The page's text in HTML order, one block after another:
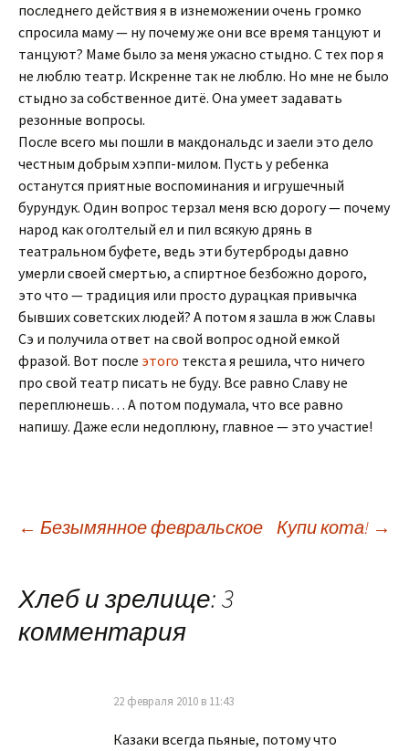
последнего действия я в изнеможении очень громко
спросила маму — ну почему же они все время танцуют и
танцуют? Маме было за меня ужасно стыдно. С тех пор я
не люблю театр. Искренне так не люблю. Но мне не было
стыдно за собственное дитё. Она умеет задавать
резонные вопросы.
После всего мы пошли в макдональдс и заели это дело
честным добрым хэппи-милом. Пусть у ребенка
останутся приятные воспоминания и игрушечный
бурундук. Один вопрос терзал меня всю дорогу — почему
народ как оголтелый ел и пил всякую дрянь в
театральном буфете, ведь эти бутерброды давно
умерли своей смертью, а спиртное безбожно дорого,
это что — традиция или просто дурацкая привычка
бывших советских людей? А потом я зашла в жж Славы
Сэ и получила ответ на свой вопрос одной емкой
фразой. Вот после этого текста я решила, что ничего
про свой театр писать не буду. Все равно Славу не
переплюнешь… А потом подумала, что все равно
напишу. Даже если недоплюну, главное — это участие!
Навигация
по
записям
← Безымянное февральское Купи кота! →
Хлеб и зрелище: 3
комментария
22 февраля 2010 в 11:43
Казаки всегда пьяные, потому что